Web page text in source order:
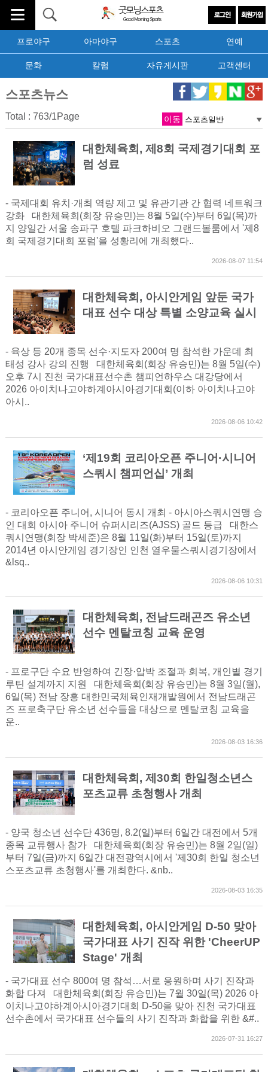
프로야구 아마야구 스포츠 연예
문화 칼럼 자유게시판 고객센터
스포츠뉴스
Total : 763/1Page 이동
대한체육회, 제8회 국제경기대회 포
럼 성료
- 국제대회 유치·개최 역량 제고 및 유관기관 간 협력 네트워크
강화 대한체육회(회장 유승민)는 8월 5일(수)부터 6일(목)까
지 양일간 서울 송파구 호텔 파크하비오 그랜드볼룸에서 '제8
회 국제경기대회 포럼'을 성황리에 개최했다..
2026-08-07 11:54
대한체육회, 아시안게임 앞둔 국가
대표 선수 대상 특별 소양교육 실시
- 육상 등 20개 종목 선수·지도자 200여 명 참석한 가운데 최
태성 강사 강의 진행 대한체육회(회장 유승민)는 8월 5일(수)
오후 7시 진천 국가대표선수촌 챔피언하우스 대강당에서
2026 아이치나고야하계아시아경기대회(이하 아이치나고야
아시..
2026-08-06 10:42
‘제19회 코리아오픈 주니어·시니어
스쿼시 챔피언십’ 개최
- 코리아오픈 주니어, 시니어 동시 개최 - 아시아스쿼시연맹 승
인 대회 아시아 주니어 슈퍼시리즈(AJSS) 골드 등급 대한스
쿼시연맹(회장 박세준)은 8월 11일(화)부터 15일(토)까지
2014년 아시안게임 경기장인 인천 열우물스쿼시경기장에서
&lsq..
2026-08-06 10:31
대한체육회, 전남드래곤즈 유소년
선수 멘탈코칭 교육 운영
- 프로구단 수요 반영하여 긴장·압박 조절과 회복, 개인별 경기
루틴 설계까지 지원 대한체육회(회장 유승민)는 8월 3일(월),
6일(목) 전남 장흥 대한민국체육인재개발원에서 전남드래곤
즈 프로축구단 유소년 선수들을 대상으로 멘탈코칭 교육을
운..
2026-08-03 16:36
대한체육회, 제30회 한일청소년스
포츠교류 초청행사 개최
- 양국 청소년 선수단 436명, 8.2(일)부터 6일간 대전에서 5개
종목 교류행사 참가 대한체육회(회장 유승민)는 8월 2일(일)
부터 7일(금)까지 6일간 대전광역시에서 '제30회 한일 청소년
스포츠교류 초청행사'를 개최한다. &nb..
2026-08-03 16:35
대한체육회, 아시안게임 D-50 맞아
국가대표 사기 진작 위한 'CheerUP
Stage' 개최
- 국가대표 선수 800여 명 참석…서로 응원하며 사기 진작과
화합 다져 대한체육회(회장 유승민)는 7월 30일(목) 2026 아
이치나고야하계아시아경기대회 D-50을 맞아 진천 국가대표
선수촌에서 국가대표 선수들의 사기 진작과 화합을 위한 &#..
2026-07-31 16:27